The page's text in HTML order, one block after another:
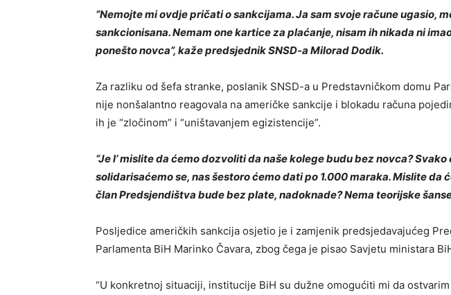
“Nemojte mi ovdje pričati o sankcijama. Ja sam svoje račune ugasio,
sankcionisana. Nemam one kartice za plaćanje, nisam ih nikada ni
ponešto novca”, kaže predsjednik SNSD-a Milorad Dodik.
Za razliku od šefa stranke, poslanik SNSD-a u Predstavničkom domu
nije nonšalantno reagovala na američke sankcije i blokadu računa
ih je “zločinom” i “uništavanjem egizistencije”.
“Je l’ mislite da ćemo dozvoliti da naše kolege budu bez novca? Svako
solidarisaćemo se, nas šestoro ćemo dati po 1.000 maraka. Mislite da
član Predsjendištva bude bez plate, nadoknade? Nema teorijske
Posljedice američkih sankcija osjetio je i zamjenik predsjedavajućeg
Parlamenta BiH Marinko Čavara, zbog čega je pisao Savjetu ministara
“U konkretnoj situaciji, institucije BiH su dužne omogućiti mi da